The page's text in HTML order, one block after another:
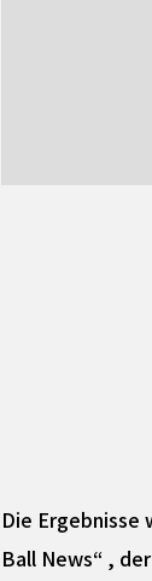
Die Ergebnisse
Ball News“ ,